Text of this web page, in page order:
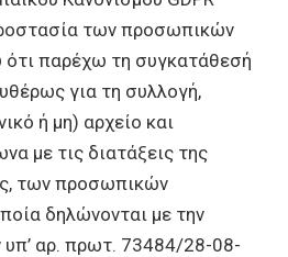
των προσωπικών
παρέχω τη συγκατάθεσή
για τη συλλογή,
ή μη) αρχείο και
με τις διατάξεις της
των προσωπικών
δηλώνονται με την
υπ’ αρ. πρωτ. 73484/28-08-